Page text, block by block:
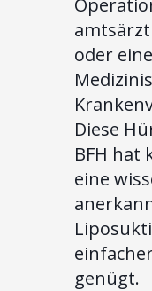
oder
Diese
BFH hat
eine
genügt.